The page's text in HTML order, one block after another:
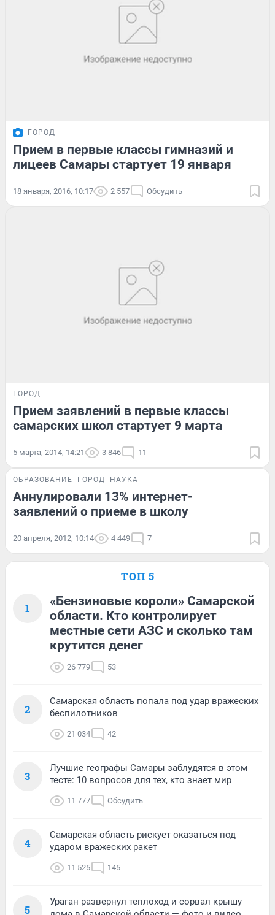
ГОРОД
Прием в первые классы гимназий и
лицеев Самары стартует 19 января
18 января, 2016, 10:17 2 557 Обсудить
ГОРОД
Прием заявлений в первые классы
самарских школ стартует 9 марта
5 марта, 2014, 14:21 3 846 11
ОБРАЗОВАНИЕ ГОРОД НАУКА
Аннулировали 13% интернет-
заявлений о приеме в школу
20 апреля, 2012, 10:14 4 449 7
ТОП 5
1
«Бензиновые короли» Самарской
области. Кто контролирует
местные сети АЗС и сколько там
крутится денег
26 779 53
2
Самарская область попала под удар вражеских
беспилотников
21 034 42
3
Лучшие географы Самары заблудятся в этом
тесте: 10 вопросов для тех, кто знает мир
11 777 Обсудить
4
Самарская область рискует оказаться под
ударом вражеских ракет
11 525 145
5
Ураган развернул теплоход и сорвал крышу